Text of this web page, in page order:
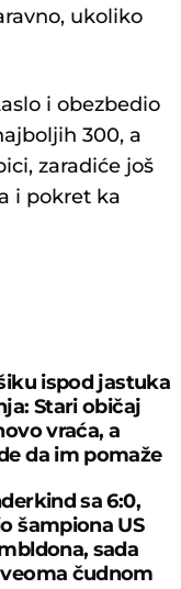
ukoliko
i obezbedio
300, a
zaradiće još
i pokret ka
ispod jastuka
Stari običaj
vraća, a
da im pomaže
sa 6:0,
šampiona US
sada
čudnom